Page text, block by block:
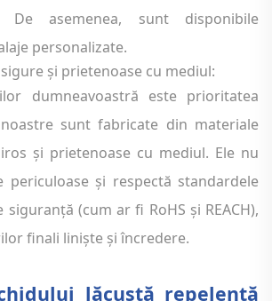
De asemenea, sunt disponibile
personalizate.
și prietenoase cu mediul:
dumneavoastră este prioritatea
sunt fabricate din materiale
și prietenoase cu mediul. Ele nu
periculoase și respectă standardele
(cum ar fi RoHS și REACH),
finali liniște și încredere.
lăcustă repelentă